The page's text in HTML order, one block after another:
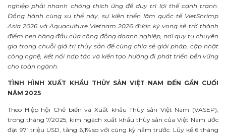
VietShrimp
nghiệp phải nhanh chóng thích ứng để duy trì lợi thế cạnh tranh.
Đồng hành cùng xu thế này, sự kiện triển lãm quốc tế VietShrimp
Asia 2026 và Aquaculture Vietnam 2026 được kỳ vọng sẽ trở thành
điểm hẹn hàng đầu của cộng đồng doanh nghiệp, nơi quy tụ chuyên
gia trong chuỗi giá trị thủy sản để cùng chia sẻ giải pháp, cập nhật
công nghệ, kết nối hợp tác và kiến tạo hướng đi phát triển bền vững
cho toàn ngành.
TÌNH HÌNH XUẤT KHẨU THỦY SẢN VIỆT NAM ĐẾN GẦN CUỐI
NĂM 2025
Theo Hiệp hội Chế biến và Xuất khẩu Thủy sản Việt Nam (VASEP),
trong tháng 7/2025, kim ngạch xuất khẩu thủy sản của Việt Nam ước
đạt 971 triệu USD, tăng 6,1% so với cùng kỳ năm trước. Lũy kế 6 tháng